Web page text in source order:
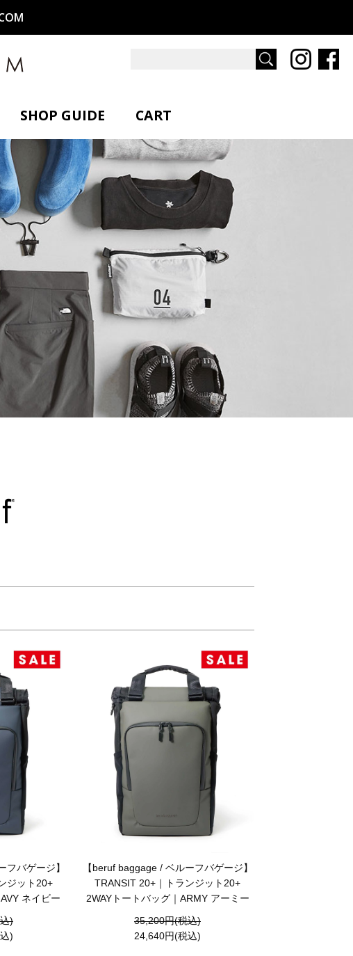
DESIGN
beruf baggage
SIZE
XS
5リッター以下
S
10リッター以下
M
20リッター以下
L
30リッター以下
OLIVE BEIGE GREEN
SHOP GUIDE
DELIVERY MEMBERSHIP
CART
フバゲージ】
ジット20+
ネイビー
)
)
【beruf baggage / ベルーフバゲージ】
TRANSIT 20+｜トランジット20+
2WAYトートバッグ｜ARMY アーミー
35,200円(税込)
24,640円(税込)